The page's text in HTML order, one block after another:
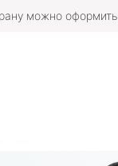
можно оформить